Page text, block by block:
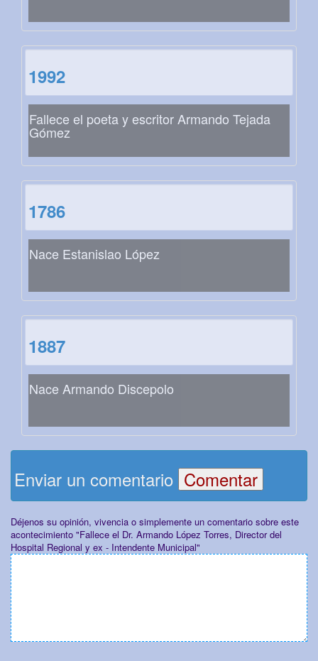
1992
Fallece el poeta y escritor Armando Tejada
Gómez
1786
Nace Estanislao López
1887
Nace Armando Discepolo
Enviar un comentario
Déjenos su opinión, vivencia o simplemente un comentario sobre este
acontecimiento "Fallece el Dr. Armando López Torres, Director del
Hospital Regional y ex - Intendente Municipal"